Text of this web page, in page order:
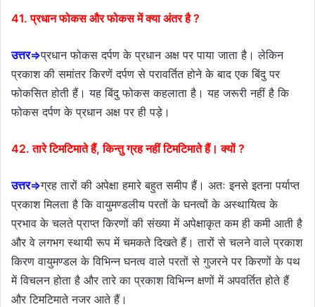
41. प्रधान फोकस और फोकस में क्या अंतर है ?
उत्तर⇒प्रधान फोकस दर्पण के प्रधान अक्ष पर पाया जाता है। लेकिन
प्रकाश की समांतर किरणें दर्पण से परावर्तित होने के बाद एक बिंदु पर
फोकसित होती हैं। यह बिंदु फोकस कहलाता है। यह जरूरी नहीं है कि
फोकस दर्पण के प्रधान अक्ष पर ही पड़े।
42. तारे टिमटिमाते हैं, किन्तु ग्रह नहीं टिमटिमाते हैं। क्यों ?
उत्तर⇒ग्रह तारों की अपेक्षा हमारे बहुत समीप हैं। अतः इनसे इतना पर्याप्त
प्रकाश मिलता है कि वायुमण्डलीय परतों के घनत्वों के अस्थायित्व के
प्रभाव के चलते प्राप्त किरणों की संख्या में अपेक्षाकृत कम ही कमी आती है
और वे लगभग स्थायी रूप में चमकते दिखते हैं। तारों से चलने वाले प्रकाश
किरण वायुमण्डल के विभिन्न घनत्व वाले परतों से गुजरने पर किरणों के पथ
में विचलन होता है और तारे का प्रकाश विभिन्न क्षणों में अपवर्तित होते हैं
और टिमटिमाते नजर आते हैं।